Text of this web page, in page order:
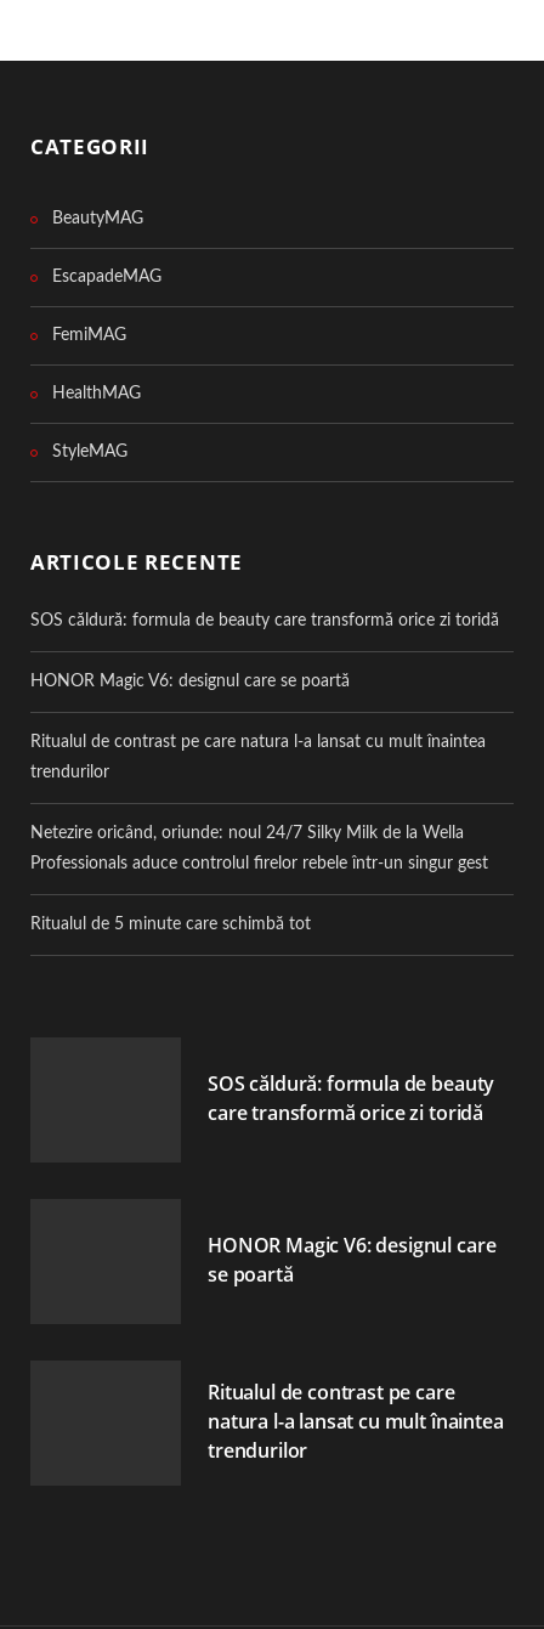
CATEGORII
BeautyMAG
EscapadeMAG
FemiMAG
HealthMAG
StyleMAG
ARTICOLE RECENTE
SOS căldură: formula de beauty care transformă orice zi toridă
HONOR Magic V6: designul care se poartă
Ritualul de contrast pe care natura l-a lansat cu mult înaintea
trendurilor
Netezire oricând, oriunde: noul 24/7 Silky Milk de la Wella
Professionals aduce controlul firelor rebele într-un singur gest
Ritualul de 5 minute care schimbă tot
SOS căldură: formula de beauty
care transformă orice zi toridă
HONOR Magic V6: designul care
se poartă
Ritualul de contrast pe care
natura l-a lansat cu mult înaintea
trendurilor